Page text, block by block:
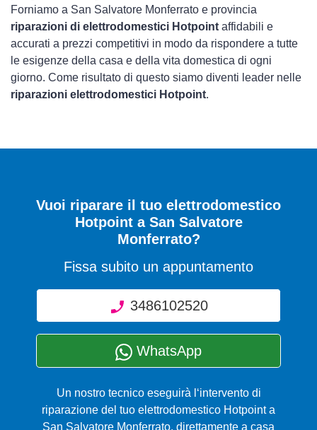
Forniamo a San Salvatore Monferrato e provincia
riparazioni di elettrodomestici Hotpoint affidabili e
accurati a prezzi competitivi in modo da rispondere a tutte
le esigenze della casa e della vita domestica di ogni
giorno. Come risultato di questo siamo diventi leader nelle
riparazioni elettrodomestici Hotpoint.
Vuoi riparare il tuo elettrodomestico
Hotpoint a San Salvatore
Monferrato?
Fissa subito un appuntamento
3486102520
WhatsApp
Un nostro tecnico eseguirà l‘intervento di
riparazione del tuo elettrodomestico Hotpoint a
San Salvatore Monferrato, direttamente a casa